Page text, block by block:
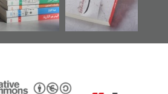
للدراسات والتوثيق